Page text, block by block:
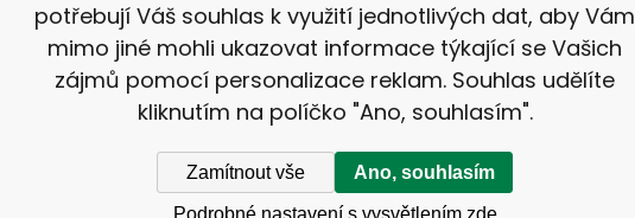
potřebují Váš souhlas k využití jednotlivých dat, aby Vám
mimo jiné mohli ukazovat informace týkající se Vašich
zájmů pomocí personalizace reklam. Souhlas udělíte
kliknutím na políčko "Ano, souhlasím".
Zamítnout vše Ano, souhlasím
Podrobné nastavení s vysvětlením zde